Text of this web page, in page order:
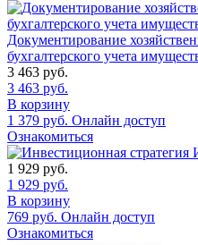
Документирование
бухгалтерского учета
3 463 руб.
3 463 руб.
В корзину
1 379 руб. Онлайн доступ
Ознакомиться
1 929 руб.
1 929 руб.
В корзину
769 руб. Онлайн доступ
Ознакомиться